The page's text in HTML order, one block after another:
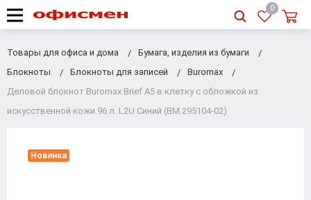
RU
0
Товары для офиса и дома
Бумага, изделия из бумаги
Блокноты
Блокноты для записей
Buromax
Деловой блокнот Buromax Brief А5 в клетку с обложкой из
искусственной кожи 96 л. L2U Синий (BM.295104-02)
Новинка